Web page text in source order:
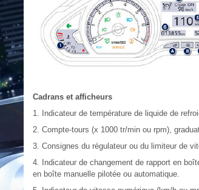
Cadrans et afficheurs
1. Indicateur de température de liquide de
2. Compte-tours (x 1000 tr/min ou rpm),
3. Consignes du régulateur ou du limiteur de
4. Indicateur de changement de rapport en
en boîte manuelle pilotée ou automatique.